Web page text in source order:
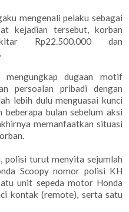
mengenali pelaku sebagai
kejadian tersebut, korban
Rp22.500.000 dan
mengungkap dugaan motif
persoalan pribadi dengan
lebih dulu menguasai kunci
bulan sebelum aksi
memanfaatkan situasi
polisi turut menyita sejumlah
Scoopy nomor polisi KH
unit sepeda motor Honda
kontak (remote), serta satu